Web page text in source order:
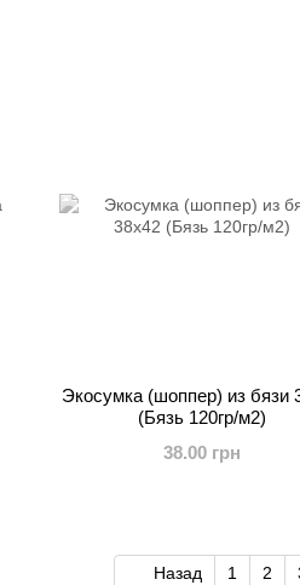
Экосумка (шоппер) из бязи
(Бязь 120гр/м2)
38.00 грн
Назад 1 2